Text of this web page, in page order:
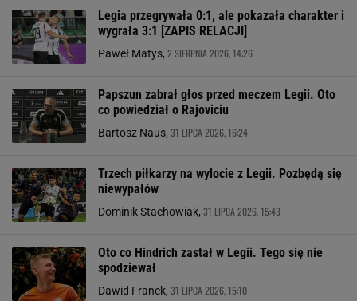
Legia przegrywała 0:1, ale pokazała charakter i
wygrała 3:1 [ZAPIS RELACJI]
Paweł Matys, 2 SIERPNIA 2026, 14:26
Papszun zabrał głos przed meczem Legii. Oto
co powiedział o Rajoviciu
Bartosz Naus, 31 LIPCA 2026, 16:24
Trzech piłkarzy na wylocie z Legii. Pozbędą się
niewypałów
Dominik Stachowiak, 31 LIPCA 2026, 15:43
Oto co Hindrich zastał w Legii. Tego się nie
spodziewał
Dawid Franek, 31 LIPCA 2026, 15:10